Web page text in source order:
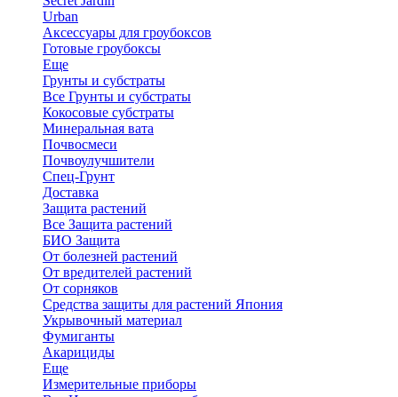
Urban
Аксессуары для гроубоксов
Готовые гроубоксы
Еще
Грунты и субстраты
Все Грунты и субстраты
Кокосовые субстраты
Минеральная вата
Почвосмеси
Почвоулучшители
Спец-Грунт
Доставка
Защита растений
Все Защита растений
БИО Защита
От болезней растений
От вредителей растений
От сорняков
Средства защиты для растений Япония
Укрывочный материал
Фумиганты
Акарициды
Еще
Измерительные приборы